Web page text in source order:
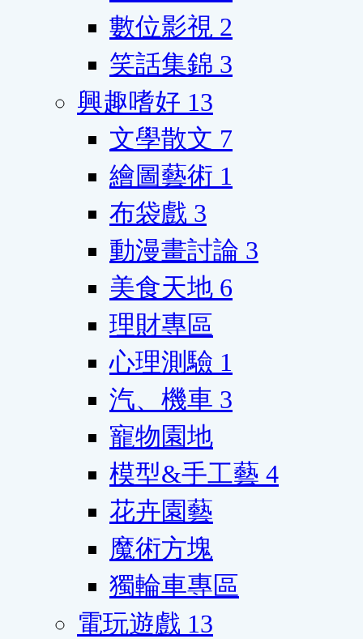
數位影視 2
笑話集錦 3
興趣嗜好 13
文學散文 7
繪圖藝術 1
布袋戲 3
動漫畫討論 3
美食天地 6
理財專區
心理測驗 1
汽、機車 3
寵物園地
模型&手工藝 4
花卉園藝
魔術方塊
獨輪車專區
電玩遊戲 13